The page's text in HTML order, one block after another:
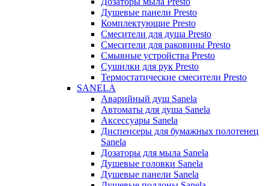
Душевые панели Presto
Комплектующие Presto
Смесители для душа Presto
Смесители для раковины Presto
Смывные устройства Presto
Сушилки для рук Presto
Термостатические смесители Presto
SANELA
Аварийный душ Sanela
Автоматы для душа Sanela
Аксессуары Sanela
Диспенсеры для бумажных полотенец
Sanela
Дозаторы для мыла Sanela
Душевые головки Sanela
Душевые панели Sanela